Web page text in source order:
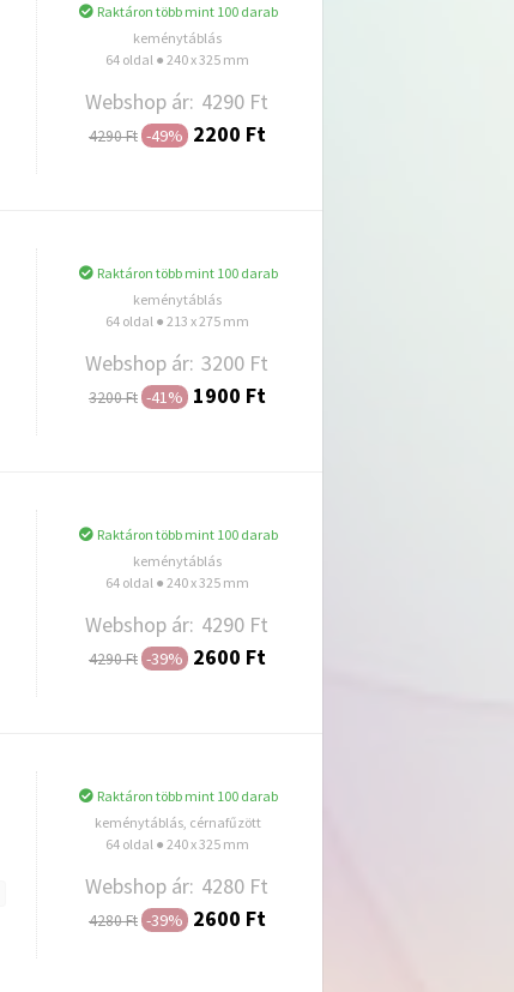
Raktáron több mint 100 darab
keménytáblás
64 oldal ● 240 x 325 mm
Webshop ár: 4290 Ft
4290 Ft -49% 2200 Ft
Raktáron több mint 100 darab
keménytáblás
64 oldal ● 213 x 275 mm
Webshop ár: 3200 Ft
3200 Ft -41% 1900 Ft
Raktáron több mint 100 darab
keménytáblás
64 oldal ● 240 x 325 mm
Webshop ár: 4290 Ft
4290 Ft -39% 2600 Ft
Raktáron több mint 100 darab
keménytáblás, cérnafűzött
64 oldal ● 240 x 325 mm
Webshop ár: 4280 Ft
4280 Ft -39% 2600 Ft